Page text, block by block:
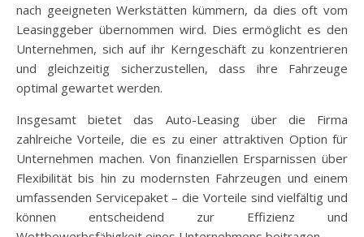
nach geeigneten Werkstätten kümmern, da dies oft vom
Leasinggeber übernommen wird. Dies ermöglicht es den
Unternehmen, sich auf ihr Kerngeschäft zu konzentrieren
und gleichzeitig sicherzustellen, dass ihre Fahrzeuge
optimal gewartet werden.
Insgesamt bietet das Auto-Leasing über die Firma
zahlreiche Vorteile, die es zu einer attraktiven Option für
Unternehmen machen. Von finanziellen Ersparnissen über
Flexibilität bis hin zu modernsten Fahrzeugen und einem
umfassenden Servicepaket – die Vorteile sind vielfältig und
können entscheidend zur Effizienz und